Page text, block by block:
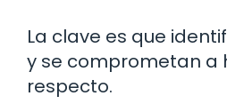
La clave es que
y se comprometan a
respecto.